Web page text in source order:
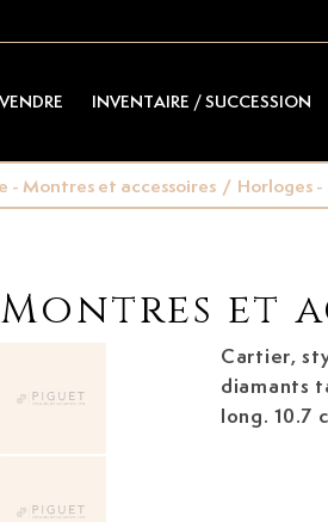
INVENTAIRE / SUCCESSION
- Montres et accessoires / Horloges
et
Cartier,
diamants
long. 10.7